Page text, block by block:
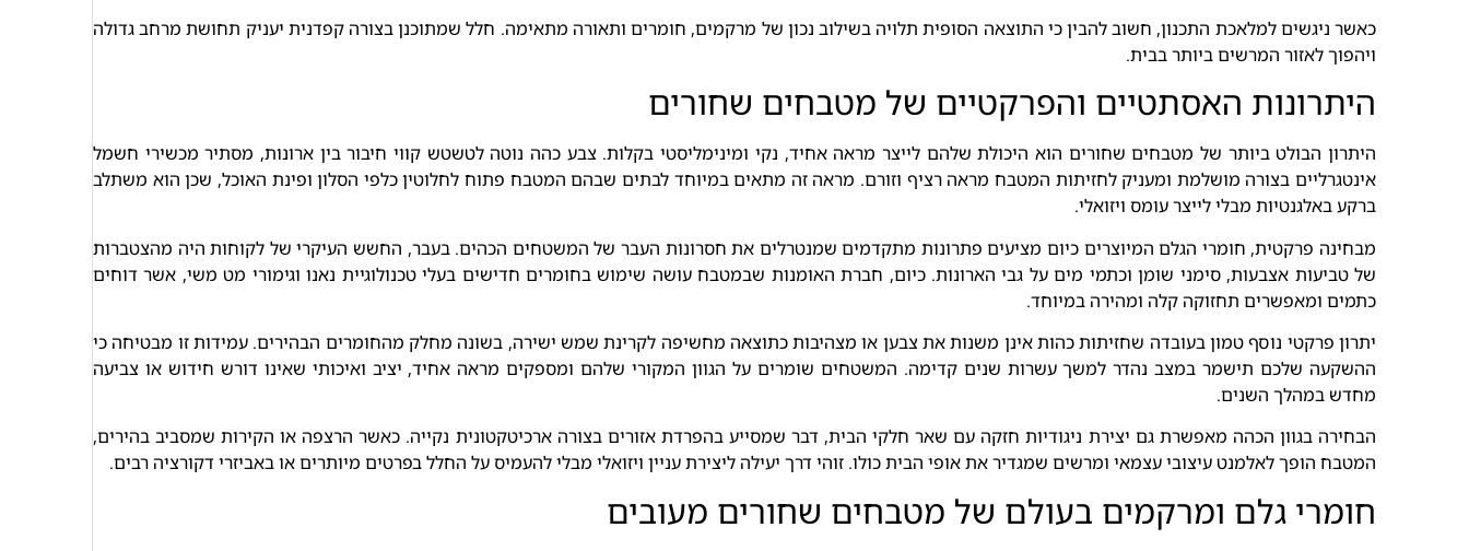
כאשר ניגשים למלאכת התכנון, חשוב להבין כי התוצאה הסופית תלויה בשילוב נכון של מרקמים, חומרים ותאורה מתאימה. חלל שמתוכנן בצורה קפדנית יעניק תחושת מרחב גדולה
ויהפוך לאזור המרשים ביותר בבית.
היתרונות האסתטיים והפרקטיים של מטבחים שחורים
היתרון הבולט ביותר של מטבחים שחורים הוא היכולת שלהם לייצר מראה אחיד, נקי ומינימליסטי בקלות. צבע כהה נוטה לטשטש קווי חיבור בין ארונות, מסתיר מכשירי חשמל
אינטגרליים בצורה מושלמת ומעניק לחזיתות המטבח מראה רציף וזורם. מראה זה מתאים במיוחד לבתים שבהם המטבח פתוח לחלוטין כלפי הסלון ופינת האוכל, שכן הוא משתלב
ברקע באלגנטיות מבלי לייצר עומס ויזואלי.
מבחינה פרקטית, חומרי הגלם המיוצרים כיום מציעים פתרונות מתקדמים שמנטרלים את חסרונות העבר של המשטחים הכהים. בעבר, החשש העיקרי של לקוחות היה מהצטברות
של טביעות אצבעות, סימני שומן וכתמי מים על גבי הארונות. כיום, חברת האומנות שבמטבח עושה שימוש בחומרים חדישים בעלי טכנולוגיית נאנו וגימורי מט משי, אשר דוחים
כתמים ומאפשרים תחזוקה קלה ומהירה במיוחד.
יתרון פרקטי נוסף טמון בעובדה שחזיתות כהות אינן משנות את צבען או מצהיבות כתוצאה מחשיפה לקרינת שמש ישירה, בשונה מחלק מהחומרים הבהירים. עמידות זו מבטיחה כי
ההשקעה שלכם תישמר במצב נהדר למשך עשרות שנים קדימה. המשטחים שומרים על הגוון המקורי שלהם ומספקים מראה אחיד, יציב ואיכותי שאינו דורש חידוש או צביעה
מחדש במהלך השנים.
הבחירה בגוון הכהה מאפשרת גם יצירת ניגודיות חזקה עם שאר חלקי הבית, דבר שמסייע בהפרדת אזורים בצורה ארכיטקטונית נקייה. כאשר הרצפה או הקירות שמסביב בהירים,
המטבח הופך לאלמנט עיצובי עצמאי ומרשים שמגדיר את אופי הבית כולו. זוהי דרך יעילה ליצירת עניין ויזואלי מבלי להעמיס על החלל בפרטים מיותרים או באביזרי דקורציה רבים.
חומרי גלם ומרקמים בעולם של מטבחים שחורים מעובים